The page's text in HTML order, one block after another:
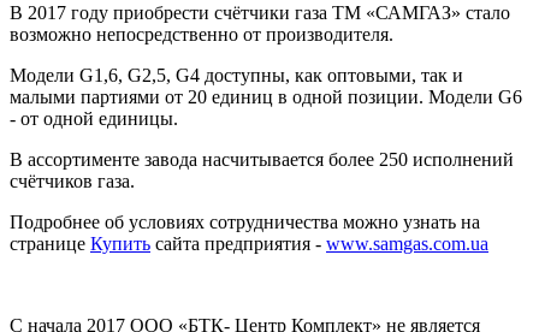
В 2017 году приобрести счётчики газа ТМ «САМГАЗ» стало
возможно непосредственно от производителя.
Модели G1,6, G2,5, G4 доступны, как оптовыми, так и
малыми партиями от 20 единиц в одной позиции. Модели G6
- от одной единицы.
В ассортименте завода насчитывается более 250 исполнений
счётчиков газа.
Подробнее об условиях сотрудничества можно узнать на
странице Купить сайта предприятия - www.samgas.com.ua
С начала 2017 ООО «БТК- Центр Комплект» не является